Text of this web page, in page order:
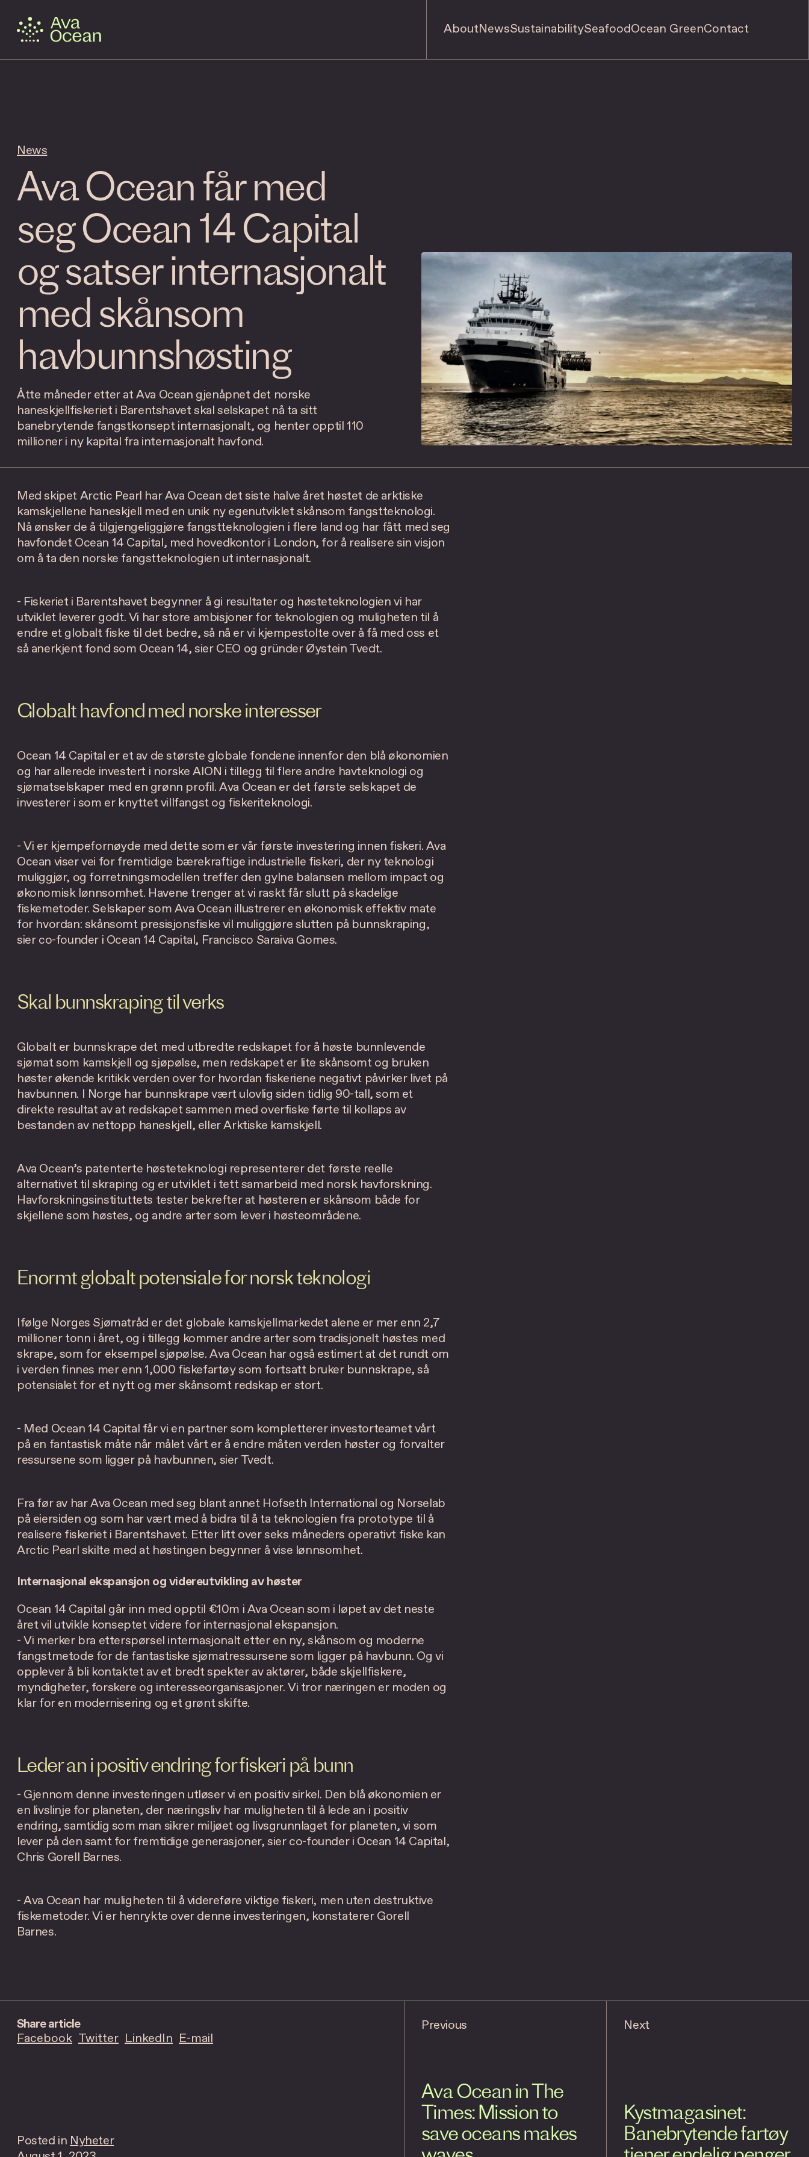
AboutNewsSustainabilitySeafoodOcean GreenContact
News
Ava Ocean får med
seg Ocean 14 Capital
og satser internasjonalt
med skånsom
havbunnshøsting
Åtte måneder etter at Ava Ocean gjenåpnet det norske
haneskjellfiskeriet i Barentshavet skal selskapet nå ta sitt
banebrytende fangstkonsept internasjonalt, og henter opptil 110
millioner i ny kapital fra internasjonalt havfond.
Med skipet Arctic Pearl har Ava Ocean det siste halve året høstet de arktiske
kamskjellene haneskjell med en unik ny egenutviklet skånsom fangstteknologi.
Nå ønsker de å tilgjengeliggjøre fangstteknologien i flere land og har fått med seg
havfondet Ocean 14 Capital, med hovedkontor i London, for å realisere sin visjon
om å ta den norske fangstteknologien ut internasjonalt.
- Fiskeriet i Barentshavet begynner å gi resultater og høsteteknologien vi har
utviklet leverer godt. Vi har store ambisjoner for teknologien og muligheten til å
endre et globalt fiske til det bedre, så nå er vi kjempestolte over å få med oss et
så anerkjent fond som Ocean 14, sier CEO og gründer Øystein Tvedt.
Globalt havfond med norske interesser
Ocean 14 Capital er et av de største globale fondene innenfor den blå økonomien
og har allerede investert i norske AION i tillegg til flere andre havteknologi og
sjømatselskaper med en grønn profil. Ava Ocean er det første selskapet de
investerer i som er knyttet villfangst og fiskeriteknologi.
- Vi er kjempefornøyde med dette som er vår første investering innen fiskeri. Ava
Ocean viser vei for fremtidige bærekraftige industrielle fiskeri, der ny teknologi
muliggjør, og forretningsmodellen treffer den gylne balansen mellom impact og
økonomisk lønnsomhet. Havene trenger at vi raskt får slutt på skadelige
fiskemetoder. Selskaper som Ava Ocean illustrerer en økonomisk effektiv mate
for hvordan: skånsomt presisjonsfiske vil muliggjøre slutten på bunnskraping,
sier co-founder i Ocean 14 Capital, Francisco Saraiva Gomes.
Skal bunnskraping til verks
Globalt er bunnskrape det med utbredte redskapet for å høste bunnlevende
sjømat som kamskjell og sjøpølse, men redskapet er lite skånsomt og bruken
høster økende kritikk verden over for hvordan fiskeriene negativt påvirker livet på
havbunnen. I Norge har bunnskrape vært ulovlig siden tidlig 90-tall, som et
direkte resultat av at redskapet sammen med overfiske førte til kollaps av
bestanden av nettopp haneskjell, eller Arktiske kamskjell.
Ava Ocean’s patenterte høsteteknologi representerer det første reelle
alternativet til skraping og er utviklet i tett samarbeid med norsk havforskning.
Havforskningsinstituttets tester bekrefter at høsteren er skånsom både for
skjellene som høstes, og andre arter som lever i høsteområdene.
Enormt globalt potensiale for norsk teknologi
Ifølge Norges Sjømatråd er det globale kamskjellmarkedet alene er mer enn 2,7
millioner tonn i året, og i tillegg kommer andre arter som tradisjonelt høstes med
skrape, som for eksempel sjøpølse. Ava Ocean har også estimert at det rundt om
i verden finnes mer enn 1,000 fiskefartøy som fortsatt bruker bunnskrape, så
potensialet for et nytt og mer skånsomt redskap er stort.
- Med Ocean 14 Capital får vi en partner som kompletterer investorteamet vårt
på en fantastisk måte når målet vårt er å endre måten verden høster og forvalter
ressursene som ligger på havbunnen, sier Tvedt.
Fra før av har Ava Ocean med seg blant annet Hofseth International og Norselab
på eiersiden og som har vært med å bidra til å ta teknologien fra prototype til å
realisere fiskeriet i Barentshavet. Etter litt over seks måneders operativt fiske kan
Arctic Pearl skilte med at høstingen begynner å vise lønnsomhet.
Internasjonal ekspansjon og videreutvikling av høster
Ocean 14 Capital går inn med opptil €10m i Ava Ocean som i løpet av det neste
året vil utvikle konseptet videre for internasjonal ekspansjon.
- Vi merker bra etterspørsel internasjonalt etter en ny, skånsom og moderne
fangstmetode for de fantastiske sjømatressursene som ligger på havbunn. Og vi
opplever å bli kontaktet av et bredt spekter av aktører, både skjellfiskere,
myndigheter, forskere og interesseorganisasjoner. Vi tror næringen er moden og
klar for en modernisering og et grønt skifte.
Leder an i positiv endring for fiskeri på bunn
- Gjennom denne investeringen utløser vi en positiv sirkel. Den blå økonomien er
en livslinje for planeten, der næringsliv har muligheten til å lede an i positiv
endring, samtidig som man sikrer miljøet og livsgrunnlaget for planeten, vi som
lever på den samt for fremtidige generasjoner, sier co-founder i Ocean 14 Capital,
Chris Gorell Barnes.
- Ava Ocean har muligheten til å videreføre viktige fiskeri, men uten destruktive
fiskemetoder. Vi er henrykte over denne investeringen, konstaterer Gorell
Barnes.
Share article
Facebook Twitter LinkedIn E-mail
Posted inNyheter
Previous
Ava Ocean in The
Times: Mission to
save oceans makes
Next
Kystmagasinet:
Banebrytende fartøy